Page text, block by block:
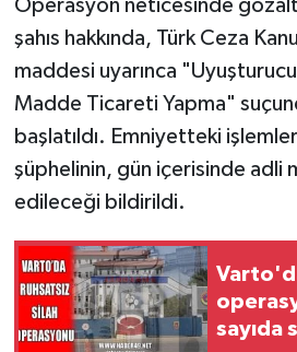
Operasyon neticesinde
şahıs hakkında, Türk Ceza
maddesi uyarınca "Uyuşturucu
Madde Ticareti Yapma"
başlatıldı. Emniyetteki
şüphelinin, gün içerisinde adli
edileceği bildirildi.
sayıda